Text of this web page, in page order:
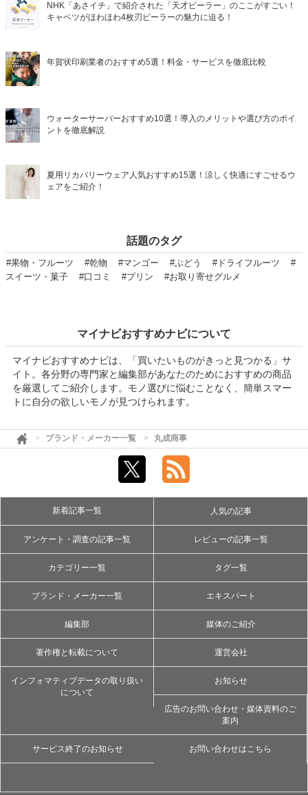
NHK「あさイチ」で紹介された「天才ピーラー」のここがすごい！
キャベツがほわほわ4枚刃ピーラーの魅力に迫る！
年賀状印刷業者のおすすめ5選！料金・サービスを徹底比較
ウォーターサーバーおすすめ10選！導入のメリットや選び方のポイ
ントを徹底解説
夏用リカバリーウェア人気おすすめ15選！涼しく快適にすごせるウ
ェアをご紹介！
話題のタグ
#果物・フルーツ #乾物 #マンゴー #ぶどう #ドライフルーツ
#
スイーツ・菓子
#口コミ #プリン #お取り寄せグルメ
マイナビおすすめナビについて
マイナビおすすめナビは、「買いたいものがきっと見つかる」サ
イト。各分野の専門家と編集部があなたのためにおすすめの商品
を厳選してご紹介します。モノ選びに悩むことなく、簡単スマー
トに自分の欲しいモノが見つけられます。
ブランド・メーカー一覧 丸成商事
新着記事一覧 人気の記事
アンケート・調査の記事一覧 レビューの記事一覧
カテゴリー一覧 タグ一覧
ブランド・メーカー一覧 エキスパート
編集部 媒体のご紹介
著作権と転載について 運営会社
インフォマティブデータの取り扱い
について
お知らせ
広告のお問い合わせ・媒体資料のご
案内
サービス終了のお知らせ お問い合わせはこちら